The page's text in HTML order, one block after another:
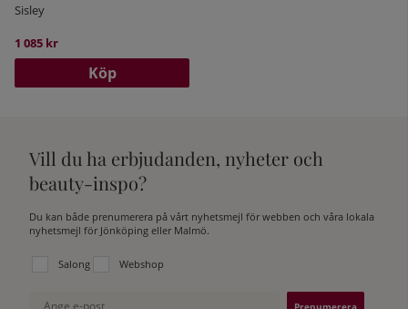
Sisley
1 085 kr
Köp
Vill du ha erbjudanden, nyheter och
beauty-inspo?
Du kan både prenumerera på vårt nyhetsmejl för webben och våra lokala
nyhetsmejl för Jönköping eller Malmö.
Välj vilken lista du vill prenumerera på:
Salong Webshop
Ange e-post